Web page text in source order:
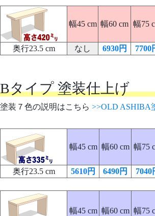
幅45 cm 幅60 cm 幅75
奥行23.5 cm なし 6930円 7700
Bタイプ 塗装仕上げ
塗装７色の説明はこちら >>OLD ASHIBA
幅45 cm 幅60 cm 幅75
奥行23.5 cm 5610円 6490円 7040
幅45 cm 幅60 cm 幅75